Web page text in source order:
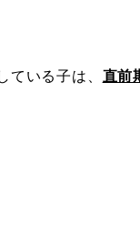
いる子は、 直前